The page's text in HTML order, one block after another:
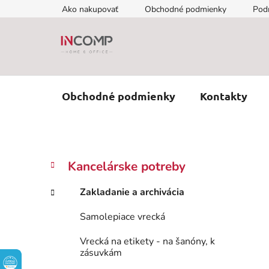
na
Ako nakupovať Obchodné podmienky
Obchodné podmienky Kontakty
B
č
Preskočiť
kategórie
K
a
e
Kancelárske potreby
Zakladanie a archivácia
Samolepiace vrecká
Vrecká na etikety - na šanóny, k
zásuvkám